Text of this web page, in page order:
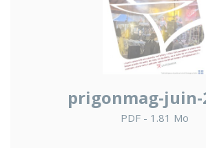
prigonmag-juin-
PDF - 1.81 Mo